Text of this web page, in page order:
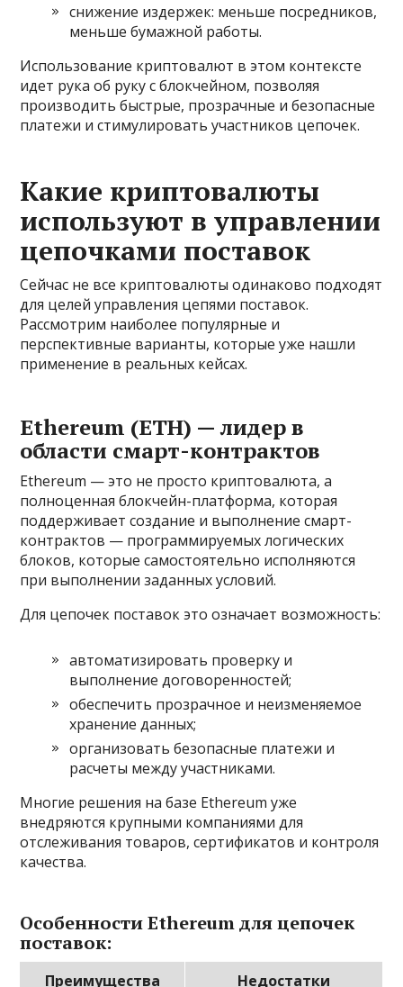
снижение издержек: меньше посредников,
меньше бумажной работы.
Использование криптовалют в этом контексте
идет рука об руку с блокчейном, позволяя
производить быстрые, прозрачные и безопасные
платежи и стимулировать участников цепочек.
Какие криптовалюты
используют в управлении
цепочками поставок
Сейчас не все криптовалюты одинаково подходят
для целей управления цепями поставок.
Рассмотрим наиболее популярные и
перспективные варианты, которые уже нашли
применение в реальных кейсах.
Ethereum (ETH) — лидер в
области смарт-контрактов
Ethereum — это не просто криптовалюта, а
полноценная блокчейн-платформа, которая
поддерживает создание и выполнение смарт-
контрактов — программируемых логических
блоков, которые самостоятельно исполняются
при выполнении заданных условий.
Для цепочек поставок это означает возможность:
автоматизировать проверку и
выполнение договоренностей;
обеспечить прозрачное и неизменяемое
хранение данных;
организовать безопасные платежи и
расчеты между участниками.
Многие решения на базе Ethereum уже
внедряются крупными компаниями для
отслеживания товаров, сертификатов и контроля
качества.
Особенности Ethereum для цепочек
поставок:
Преимущества Недостатки